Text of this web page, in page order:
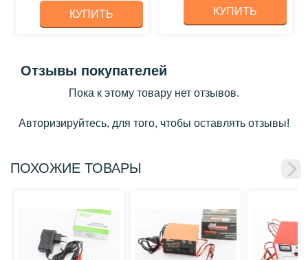
КУПИТЬ КУПИТЬ
Отзывы покупателей
Пока к этому товару нет отзывов.
Авторизируйтесь, для того, чтобы оставлять отзывы!
ПОХОЖИЕ ТОВАРЫ